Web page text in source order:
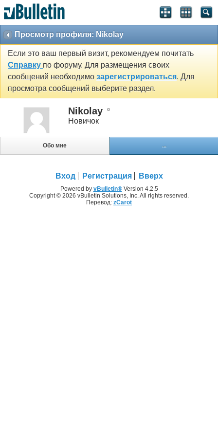
Просмотр профиля: Nikolay
Если это ваш первый визит, рекомендуем почитать
Справку по форуму. Для размещения своих
сообщений необходимо зарегистрироваться. Для
просмотра сообщений выберите раздел.
Nikolay
Новичок
Обо мне ...
Вход Регистрация Вверх
Powered by vBulletin®Version 4.2.5
Copyright © 2026 vBulletin Solutions, Inc. All rights reserved.
Перевод: zCarot